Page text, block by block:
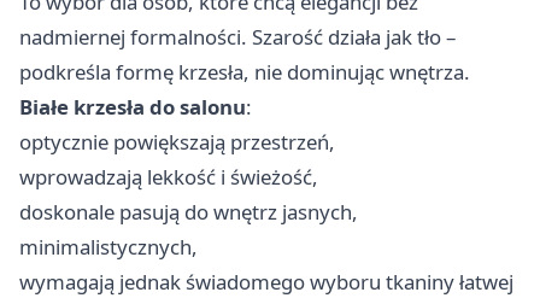
nadmiernej formalności. Szarość działa jak tło –
podkreśla formę krzesła, nie dominując wnętrza.
Białe krzesła do salonu:
optycznie powiększają przestrzeń,
wprowadzają lekkość i świeżość,
doskonale pasują do wnętrz jasnych,
minimalistycznych,
wymagają jednak świadomego wyboru tkaniny łatwej